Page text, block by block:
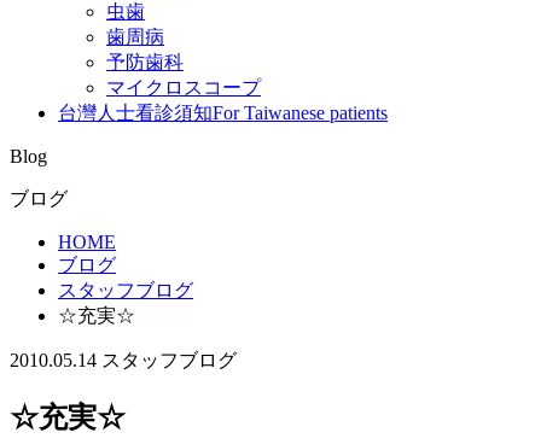
虫歯
歯周病
予防歯科
マイクロスコープ
台灣人士看診須知For Taiwanese patients
Blog
ブログ
HOME
ブログ
スタッフブログ
☆充実☆
2010.05.14 スタッフブログ
☆充実☆